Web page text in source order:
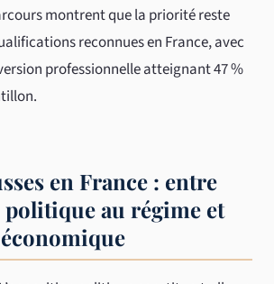
montrent que la priorité reste
reconnues en France, avec
professionnelle atteignant 47 %
en France : entre
au régime et